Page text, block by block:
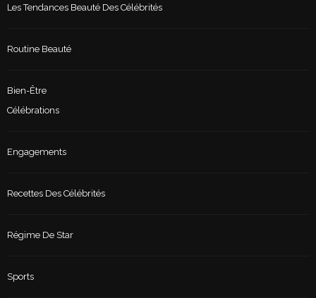
Les Tendances Beauté Des Célébrités
Routine Beauté
Bien-Être
Célébrations
Engagements
Recettes Des Célébrités
Régime De Star
Sports